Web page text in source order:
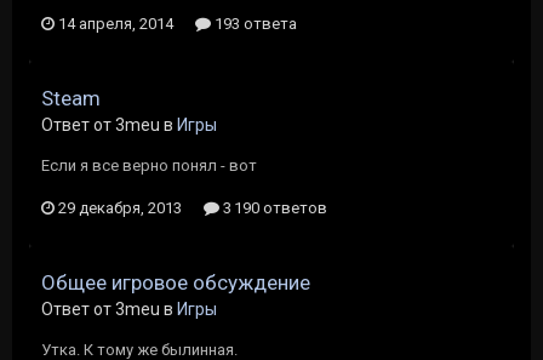
14 апреля, 2014 193 ответа
Steam
Ответ от 3meu в Игры
Если я все верно понял - вот
29 декабря, 2013 3 190 ответов
Общее игровое обсуждение
Ответ от 3meu в Игры
Утка. К тому же былинная.